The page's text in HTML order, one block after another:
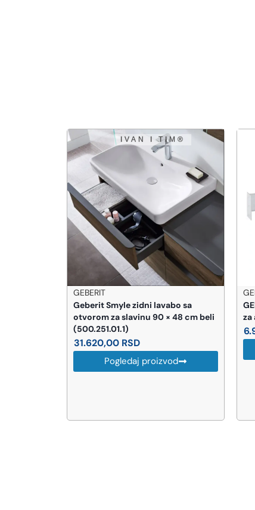
GEBERIT
GEBERIT Duofix montažna traverza
za armaturu (111.774.00.1)
6.944,00
Pogledaj proizvod